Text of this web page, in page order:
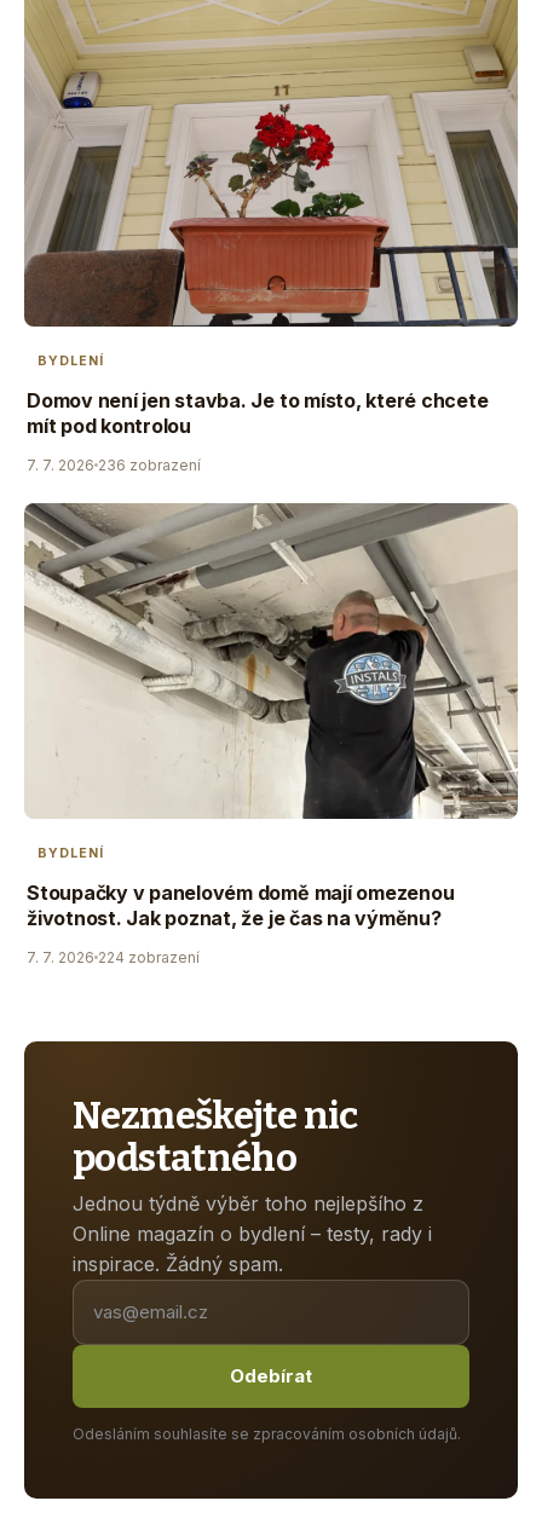
BYDLENÍ
Domov není jen stavba. Je to místo, které chcete
mít pod kontrolou
7. 7. 2026 236 zobrazení
BYDLENÍ
Stoupačky v panelovém domě mají omezenou
životnost. Jak poznat, že je čas na výměnu?
7. 7. 2026 224 zobrazení
Nezmeškejte nic
podstatného
Jednou týdně výběr toho nejlepšího z
Online magazín o bydlení – testy, rady i
inspirace. Žádný spam.
Odebírat
Odesláním souhlasíte se zpracováním osobních údajů.